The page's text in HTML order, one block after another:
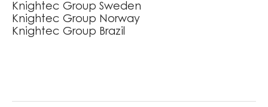
Knightec Group Sweden
Knightec Group Norway
Knightec Group Brazil